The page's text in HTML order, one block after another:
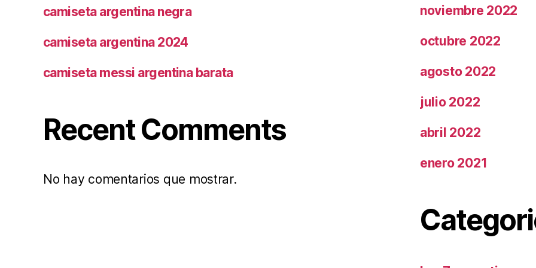
camiseta argentina negra
camiseta argentina 2024
camiseta messi argentina barata
Recent Comments
No hay comentarios que mostrar.
noviembre 2022
octubre 2022
agosto 2022
julio 2022
abril 2022
enero 2021